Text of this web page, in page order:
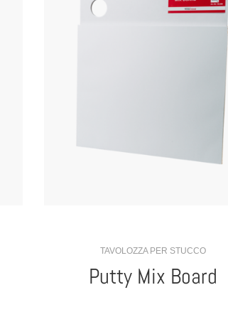
TAVOLOZZA PER STUCCO
Putty Mix Board